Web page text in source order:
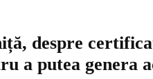
despre
a putea genera